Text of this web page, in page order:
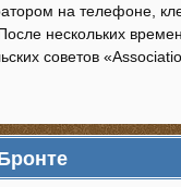
на телефоне,
нескольких
советов